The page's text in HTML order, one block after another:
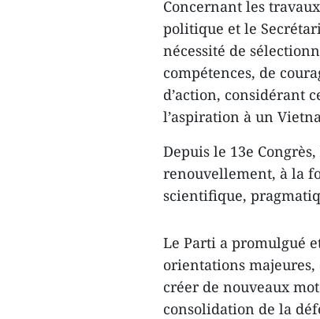
Concernant les
politique et le
nécessité de
compétences, de
d’action, considérant
l’aspiration à un
Depuis le 13e
renouvellement, à la
scientifique,
Le Parti a promulgué
orientations majeures,
créer de nouveaux
consolidation de la